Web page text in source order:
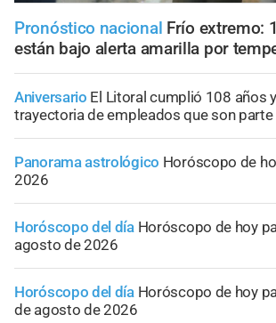
Pronóstico nacional Frío extremo:
están bajo alerta amarilla por
Aniversario El Litoral cumplió 108 años
trayectoria de empleados que son
Panorama astrológico Horóscopo de
2026
Horóscopo del día Horóscopo de hoy
agosto de 2026
Horóscopo del día Horóscopo de hoy
de agosto de 2026